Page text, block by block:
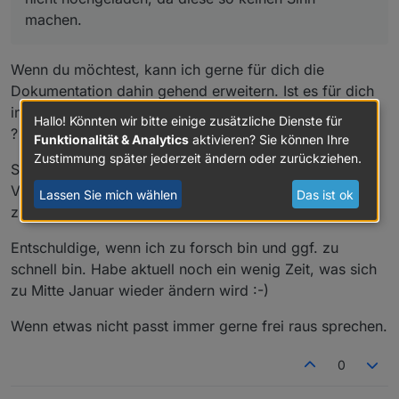
Kontrolle und speist automatisch
bereitzustellen, habe ich bereits Juni 2023 gestellt
und habe nochmal nachgefragt, ob da was
kommen wird.
ausführlichere Dokumentation dieser Schnittstelle
veröffentlichen, dann kann Uli seinen e3dc-rscp
machen.
Wenn du möchtest, kann ich gerne für dich die
Dokumentation dahin gehend erweitern. Ist es für dich
in Ordnung, wenn ich die PDFs umwandle und anpasse
?
So hast du erstmal ein wenig mehr aufgeräumt.
Vielleicht macht es auch Sinn, nicht benötigte Dateien
zu archivieren.
Entschuldige, wenn ich zu forsch bin und ggf. zu
schnell bin. Habe aktuell noch ein wenig Zeit, was sich
zu Mitte Januar wieder ändern wird :-)
Wenn etwas nicht passt immer gerne frei raus sprechen.
0
Hallo! Könnten wir bitte einige zusätzliche Dienste für
Funktionalität & Analytics aktivieren? Sie können Ihre
Zustimmung später jederzeit ändern oder zurückziehen.
Lassen Sie mich wählen Das ist ok